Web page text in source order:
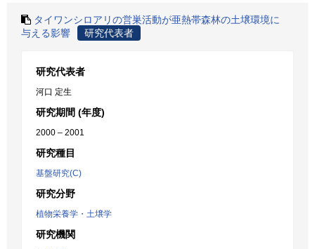
タイワンシロアリの営巣活動が亜熱帯森林の土壌環境に
与える影響
研究代表者
研究代表者
河口 定生
研究期間 (年度)
2000 – 2001
研究種目
基盤研究(C)
研究分野
植物栄養学・土壌学
研究機関